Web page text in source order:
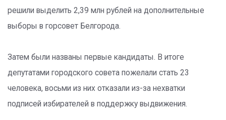
решили выделить 2,39 млн рублей на дополнительные
выборы в горсовет Белгорода.
Затем были названы первые кандидаты. В итоге
депутатами городского совета пожелали стать 23
человека, восьми из них отказали из-за нехватки
подписей избирателей в поддержку выдвижения.